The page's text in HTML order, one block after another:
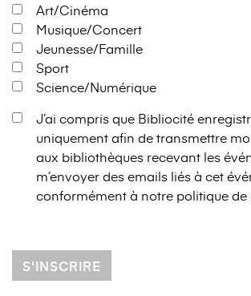
Art/Cinéma
Musique/Concert
Jeunesse/Famille
Sport
Science/Numérique
J’ai compris que Bibliocité
uniquement afin de transmettre
aux bibliothèques recevant les
m’envoyer des emails liés à cet
conformément à notre politique
S'INSCRIRE